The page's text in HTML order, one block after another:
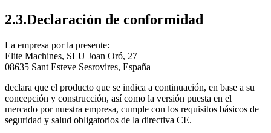
2.3.Declaración de conformidad
La empresa por la presente:
Elite Machines, SLU Joan Oró, 27
08635 Sant Esteve Sesrovires, España
declara que el producto que se indica a continuación, en base a su
concepción y construcción, así como la versión puesta en el
mercado por nuestra empresa, cumple con los requisitos básicos de
seguridad y salud obligatorios de la directiva CE.